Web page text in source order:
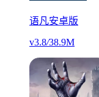
语凡安卓版
v3.8/38.9M